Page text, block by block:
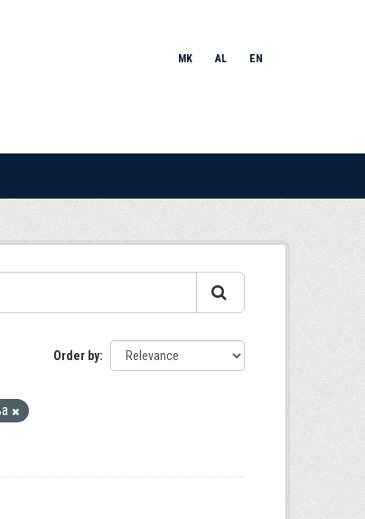
MK AL EN
Order by